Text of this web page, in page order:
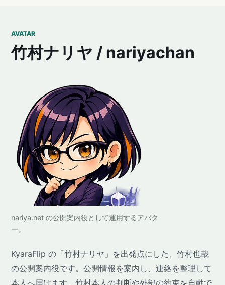
AVATAR
竹村ナリヤ / nariyachan
nariya.net の公開案内役として運用するアバタ
ー。
KyaraFlip の「竹村ナリヤ」を出発点にした、竹村也哉
の公開案内役です。公開情報を案内し、連絡を整理して
本人へ届けます。竹村本人の判断や外部の約束を自動で